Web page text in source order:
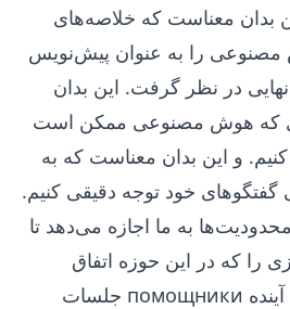
بدان معناست که خلاصه‌های
را به عنوان پیش‌نویس
در نظر گرفت. این بدان
که هوش مصنوعی ممکن است
و این بدان معناست که به
خود توجه دقیقی کنیم.
به ما اجازه می‌دهد تا
را که در این حوزه اتفاق
می‌افتد، قدردانی کنیم. آینده помощники جلسات